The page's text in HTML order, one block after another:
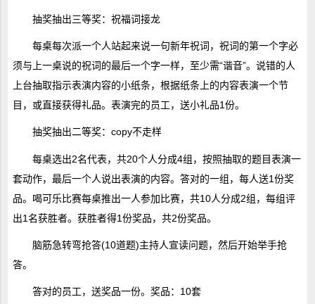
抽奖抽出三等奖：祝福词接龙
每桌每次派一个人站起来说一句新年祝词，祝词的第一个字必
须与上一桌说的祝词的最后一个字一样，至少需“谐音”。说错的人
上台抽取指示表演内容的小纸条，根据纸条上的内容表演一个节
目，或直接获得礼品。表演完的员工，送小礼品1份。
抽奖抽出二等奖：copy不走样
每桌选出2名代表，共20个人分成4组，按照抽取的题目表演一
套动作，最后一个人说出表演的内容。答对的一组，每人送1份奖
品。喝可乐比赛每桌推出一人参加比赛，共10人分成2组，每组评
出1名获胜者。获胜者得1份奖品，共2份奖品。
脑筋急转弯抢答(10道题)主持人宣读问题，然后开始举手抢
答。
答对的员工，送奖品一份。奖品：10套